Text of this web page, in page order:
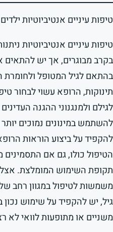
טיפות עיניים אנטיביוטיות ילדים
טיפות עיניים אנטיביוטיות
בקרב מבוגרים, אך יש להתאים
בהתאם לגיל המטופל ולחומרת
תינוקות, הרופא עשוי לבחור
לגילם ולמנגנוני ההגנה
להשתמש במינונים נמוכים
להקפיד על ביצוע הוראות
הטיפול כולו, גם אם
תקופת השימוש המומלצת. אצל
משמשות לטיפול במגוון רחב של
גיל, יש להקפיד על שימוש נכון
משניים או מתופעות לוואי לא